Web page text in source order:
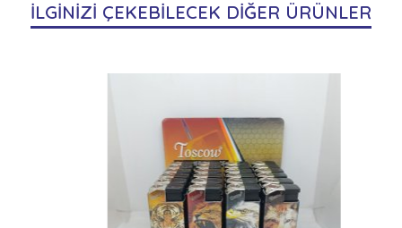
İLGİNİZİ ÇEKEBİLECEK DİĞER ÜRÜNLER